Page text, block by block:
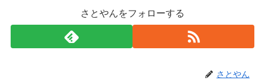
さとやんをフォローする
さとやん